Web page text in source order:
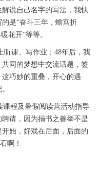
说自己名字的写法，我快
是“奋斗三年，蟾宫折
花开”等等。
听课、写作业；48年后，我
同的梦想中交流话题，签
巧妙的重叠，开心的遇
课程及暑假阅读营活动指导
请，因为捐书之善举不是
始，好戏在后面，后面的
啊！